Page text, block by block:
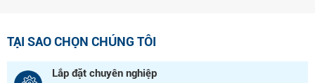
TẠI SAO CHỌN CHÚNG TÔI
Lắp đặt chuyên nghiệp